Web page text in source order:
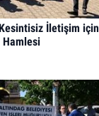
İletişim için
Hamlesi